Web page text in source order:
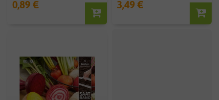
0,89 € 3,49 €